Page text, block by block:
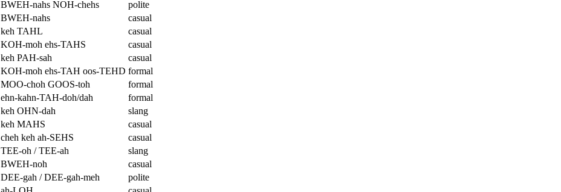
BWEH-nahs NOH-chehs
polite
BWEH-nahs
casual
keh TAHL
casual
KOH-moh ehs-TAHS
casual
keh PAH-sah
casual
KOH-moh ehs-TAH oos-TEHD formal
MOO-choh GOOS-toh
formal
ehn-kahn-TAH-doh/dah
formal
keh OHN-dah
slang
keh MAHS
casual
cheh keh ah-SEHS
casual
TEE-oh / TEE-ah
slang
BWEH-noh
casual
DEE-gah / DEE-gah-meh
polite